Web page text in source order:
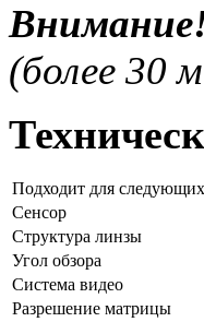
(более 30
Подходит для
Сенсор
Структура линзы
Угол обзора
Система видео
Разрешение матрицы